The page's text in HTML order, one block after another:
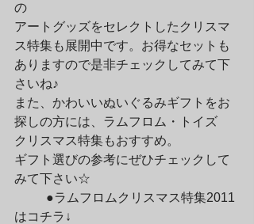
の
アートグッズをセレクトしたクリスマ
ス特集も展開中です。お得なセットも
ありますので是非チェックしてみて下
さいね♪
また、かわいいぬいぐるみギフトをお
探しの方には、ラムフロム・トイズ
クリスマス特集もおすすめ。
ギフト選びの参考にぜひチェックして
みて下さい☆
はコチラ↓